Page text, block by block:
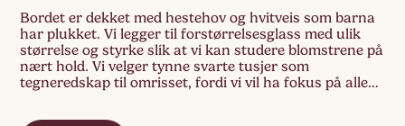
Bordet er dekket med hestehov og hvitveis som barna
har plukket. Vi legger til forstørrelsesglass med ulik
størrelse og styrke slik at vi kan studere blomstrene på
nært hold. Vi velger tynne svarte tusjer som
tegneredskap til omrisset, fordi vi vil ha fokus på alle